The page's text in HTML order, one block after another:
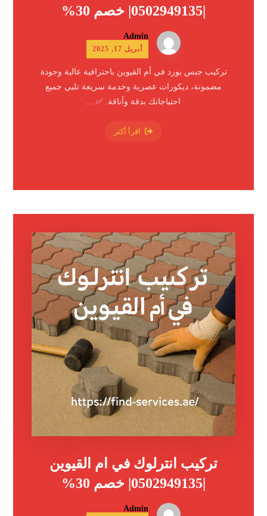
Admin
أبريل 17, 2025
تركيب جبس بورد في أم القيوين باحترافية عالية وجودة
مضمونة، ديكورات عصرية وخدمة سريعة تلبي جميع
احتياجاتك بدقة وأناقة. ✅ ...
اقرأ أكثر
تركيب انترلوك في ام القيوين
|0502949135| خصم 30%
Admin